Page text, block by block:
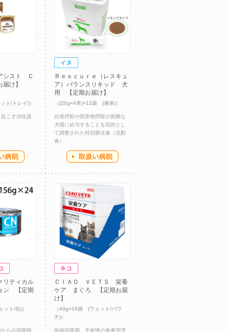
シスト Ｃ
け】
ト/トレイ)）
こす消化器
Ｒｅｓｃｕｒｅ（レスキュ
ア）バランスリキッド 犬
用 【定期お届け】
（(20g×4本)×12袋 (液体)）
自発摂取や固形物摂取が困難な
犬猫に給与することを目的とし
て調整された特別療法食（流動
食）
ティカル
ン 【定期
ト/缶)）
らの回復時
ＣＩＡＯ ＶＥＴＳ 栄養
ケア まぐろ 【定期お届
け】
（40g×16袋 (ウェット/パウ
チ)）
疾病回復期、手術後の食事管理